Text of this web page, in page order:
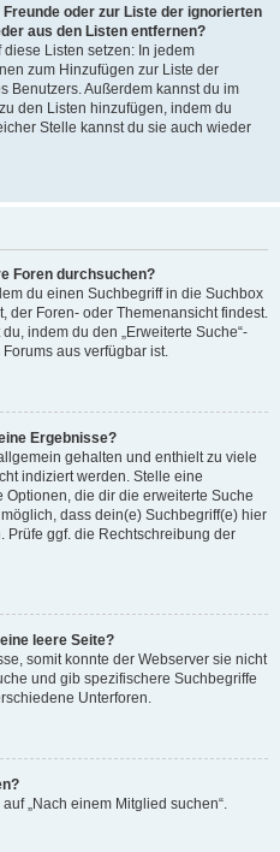
oder zur Liste der ignorierten
aus den Listen entfernen?
diese Listen setzen: In jedem
zum Hinzufügen zur Liste der
Benutzers. Außerdem kannst du im
den Listen hinzufügen, indem du
Stelle kannst du sie auch wieder
Foren durchsuchen?
du einen Suchbegriff in die Suchbox
der Foren- oder Themenansicht findest.
indem du den „Erweiterte Suche“-
aus verfügbar ist.
Ergebnisse?
gehalten und enthielt zu viele
indiziert werden. Stelle eine
die dir die erweiterte Suche
dass dein(e) Suchbegriff(e) hier
Prüfe ggf. die Rechtschreibung der
leere Seite?
somit konnte der Webserver sie nicht
und gib spezifischere Suchbegriffe
Unterforen.
„Nach einem Mitglied suchen“.